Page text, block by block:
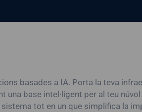
basades a IA. Porta la teva
una base intel·ligent per al teu
tot en un que simplifica la